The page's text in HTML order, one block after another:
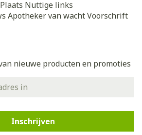
Nuttige links
Apotheker van wachtVoorschrift
nieuwe producten en promoties
Inschrijven